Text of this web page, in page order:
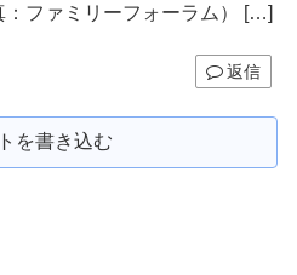
：ファミリーフォーラム） […]
返信
を書き込む